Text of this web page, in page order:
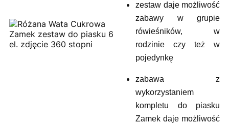
zestaw daje możliwość
zabawy w grupie
rówieśników, w
rodzinie czy też w
pojedynkę
zabawa z
wykorzystaniem
kompletu do piasku
Zamek daje możliwość